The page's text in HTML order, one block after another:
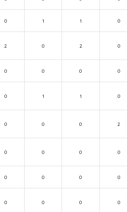
0 1 1 0
2 0 2 0
0 0 0 0
0 1 1 0
0 0 0 2
0 0 0 0
0 0 0 0
0 0 0 0